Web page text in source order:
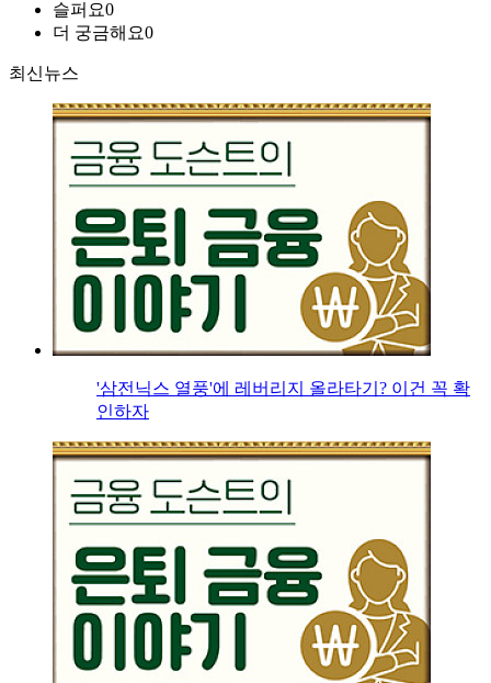
슬퍼요0
더 궁금해요0
최신뉴스
'삼전닉스 열풍'에 레버리지 올라타기? 이건 꼭 확
인하자